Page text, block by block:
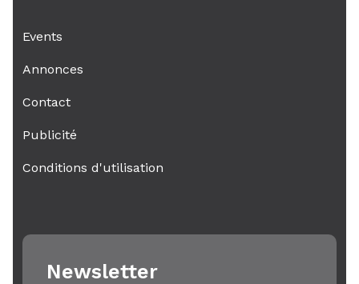
Events
Annonces
Contact
Publicité
Conditions d'utilisation
Newsletter